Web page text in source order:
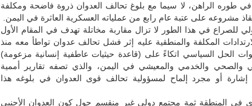
طوره الراهن، لا سيما مع بلوغ تحالف العدوان ذروة فاضحة ومكلفة
مشروعه على عتبة عام رابع من عملياته العسكرية العاثرة في اليمن.
للصراع في هذا الطور لا تزال مقاربة مخاتلة تهدف في المقام الأول
المكلفة والمنطقية عليه إثر فشل تحالف عدوان تواطأ معه منذ
الحل السياسي اتكاءً على (قاعدة حيثيات عاطفية إنسانية مزعومة)
والصحي والخدمي والمعيشي في اليمن، والذي تصفه تقارير أممية
إشارة أو مجرد إلماح لمسؤولية تحالف قوى العدوان في بلوغه هذا
في المنطقة ثمة مجتمع دولي غير منقسم حول كون العدوان الأجنبي